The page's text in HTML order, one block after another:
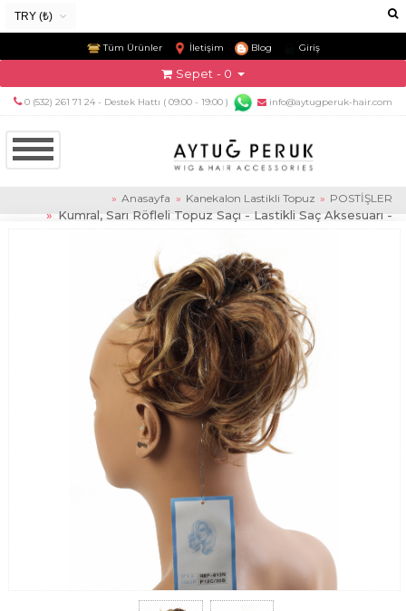
TRY (₺)
TRY (₺)
Tüm Ürünler İletişim Blog Giriş
Sepet - 0
0 (532) 261 71 24 - Destek Hattı ( 09:00 - 19:00 ) info@aytugperuk-hair.com
Anasayfa Kanekalon Lastikli Topuz POSTİŞLER
Kumral, Sarı Röfleli Topuz Saçı - Lastikli Saç Aksesuarı -